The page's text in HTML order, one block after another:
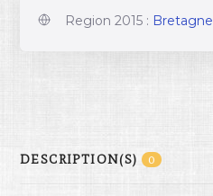
Region 2015 : Bretagne
DESCRIPTION(S) 0